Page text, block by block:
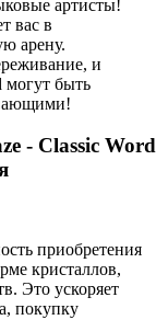
артисты!
вас в
арену.
и
могут быть
- Classic Word
приобретения
кристаллов,
Это ускоряет
покупку